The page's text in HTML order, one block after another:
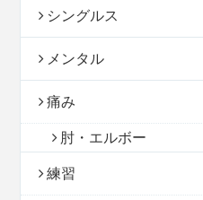
シングルス
メンタル
痛み
肘・エルボー
練習